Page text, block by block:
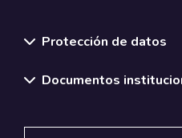
Protección de datos
Documentos